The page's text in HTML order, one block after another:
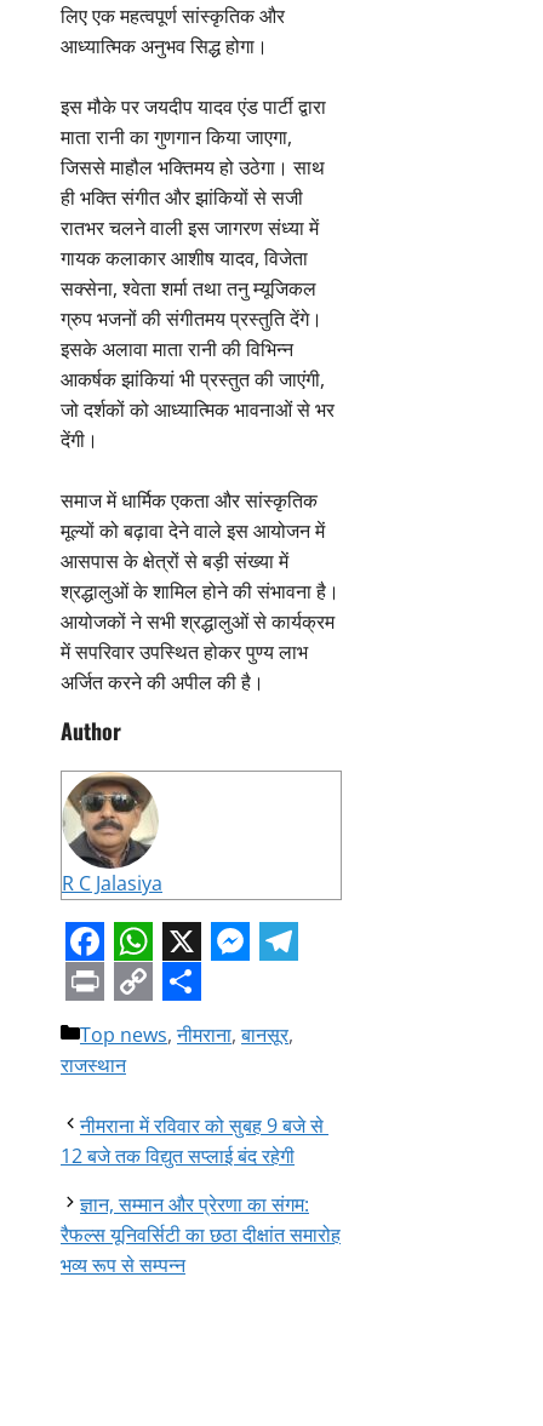
लिए एक महत्वपूर्ण सांस्कृतिक और
आध्यात्मिक अनुभव सिद्ध होगा।
इस मौके पर जयदीप यादव एंड पार्टी द्वारा
माता रानी का गुणगान किया जाएगा,
जिससे माहौल भक्तिमय हो उठेगा। साथ
ही भक्ति संगीत और झांकियों से सजी
रातभर चलने वाली इस जागरण संध्या में
गायक कलाकार आशीष यादव, विजेता
सक्सेना, श्वेता शर्मा तथा तनु म्यूजिकल
ग्रुप भजनों की संगीतमय प्रस्तुति देंगे।
इसके अलावा माता रानी की विभिन्न
आकर्षक झांकियां भी प्रस्तुत की जाएंगी,
जो दर्शकों को आध्यात्मिक भावनाओं से भर
देंगी।
समाज में धार्मिक एकता और सांस्कृतिक
मूल्यों को बढ़ावा देने वाले इस आयोजन में
आसपास के क्षेत्रों से बड़ी संख्या में
श्रद्धालुओं के शामिल होने की संभावना है।
आयोजकों ने सभी श्रद्धालुओं से कार्यक्रम
में सपरिवार उपस्थित होकर पुण्य लाभ
अर्जित करने की अपील की है।
Author
R C Jalasiya
Facebook
WhatsApp
X
PrintCopy
Link
Share
Categories
Top news,नीमराना,बानसूर,
राजस्थान
नीमराना में रविवार को सुबह 9 बजे से
12 बजे तक विद्युत सप्लाई बंद रहेगी
ज्ञान, सम्मान और प्रेरणा का संगम:
रैफल्स यूनिवर्सिटी का छठा दीक्षांत समारोह
भव्य रूप से सम्पन्न